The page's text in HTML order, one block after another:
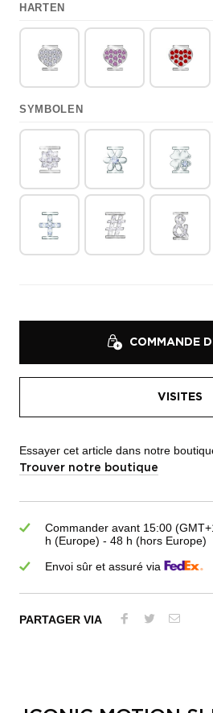
HARTEN
SYMBOLEN
COMMANDE
VISITES
Essayer cet article dans notre
Trouver notre boutique
Commander avant 15:00
h (Europe) - 48 h (hors Europe)
Envoi sûr et assuré via
PARTAGER VIA